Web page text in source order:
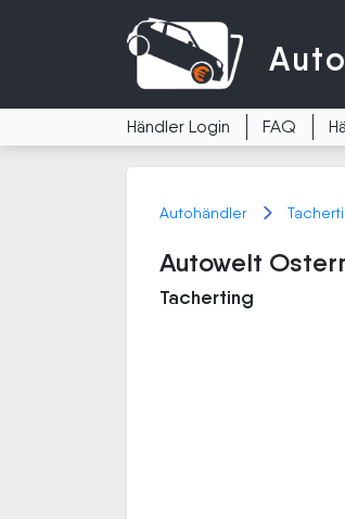
Auto
Händler Login FAQ
Autohändler
Autowelt
Tacherting